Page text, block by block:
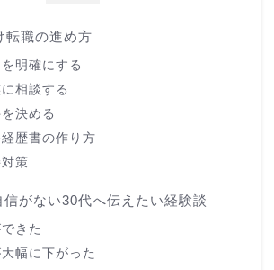
転職の進め方
明確にする
相談する
決める
歴書の作り方
策
信がない30代へ伝えたい経験談
きた
幅に下がった